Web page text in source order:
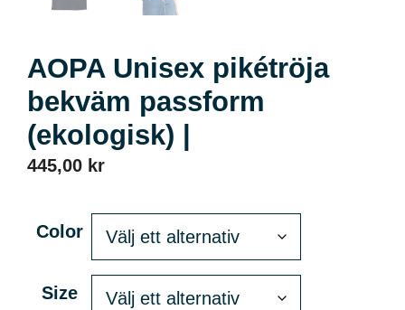
AOPA Unisex pikétröja
bekväm passform
(ekologisk) |
445,00 kr
Color
Size